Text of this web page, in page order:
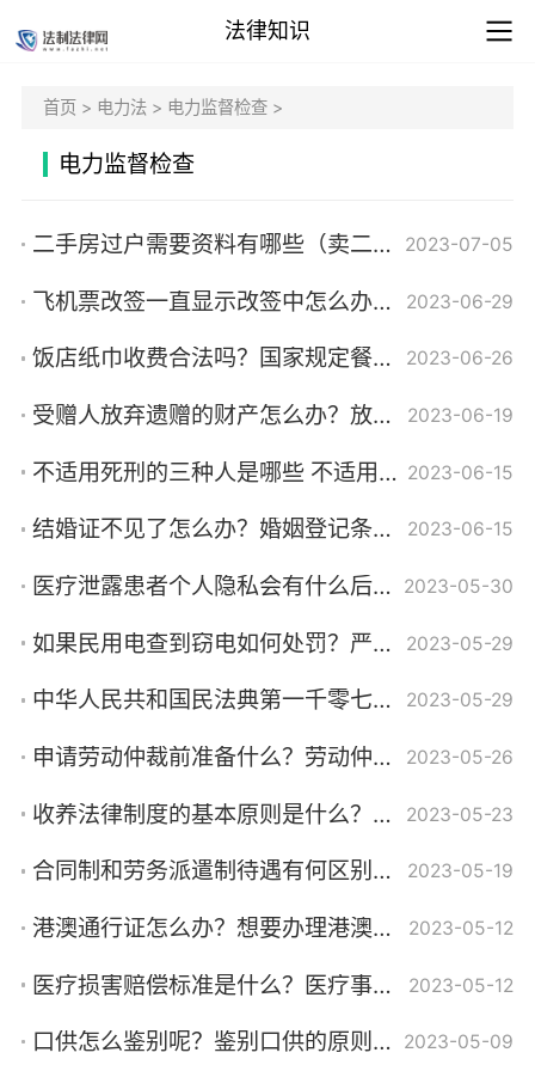
法律知识
首页> 电力法> 电力监督检查>
电力监督检查
二手房过户需要资料有哪些（卖二手房要审查哪些证件） 2023-07-05
飞机票改签一直显示改签中怎么办？机票改签规定是什么意思？|世界微动态 2023-06-29
饭店纸巾收费合法吗？国家规定餐巾纸不允许收费吗？ 2023-06-26
受赠人放弃遗赠的财产怎么办？放弃遗产后可以反悔吗？ 2023-06-19
不适用死刑的三种人是哪些 不适用死刑包括死缓吗？_热门看点 2023-06-15
结婚证不见了怎么办？婚姻登记条例第十七条规定内容是什么？ 2023-06-15
医疗泄露患者个人隐私会有什么后果？患者隐私权的特点 2023-05-30
如果民用电查到窃电如何处罚？严禁私自从公用线路上接线吗？ 2023-05-29
中华人民共和国民法典第一千零七十九条内容是什么？离婚诉讼的流程是什么？ 2023-05-29
申请劳动仲裁前准备什么？劳动仲裁调解书发生效力的时间怎么规定？ 2023-05-26
收养法律制度的基本原则是什么？如何理解最有利于被收养人的原则？ 2023-05-23
合同制和劳务派遣制待遇有何区别（派遣工和正式员工区别是什么） 2023-05-19
港澳通行证怎么办？想要办理港澳通行证需要向哪里提出申请？ 2023-05-12
医疗损害赔偿标准是什么？医疗事故处理条例第五十条规定内容是什么？ 2023-05-12
口供怎么鉴别呢？鉴别口供的原则有哪些？ 2023-05-09